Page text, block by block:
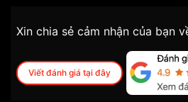
Xin chia sẻ cảm nhận của bạn
Viết đánh giá tại đây